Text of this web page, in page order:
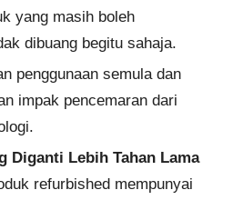
yang masih boleh
dibuang begitu sahaja.
penggunaan semula dan
impak pencemaran dari
Diganti Lebih Tahan Lama
refurbished mempunyai